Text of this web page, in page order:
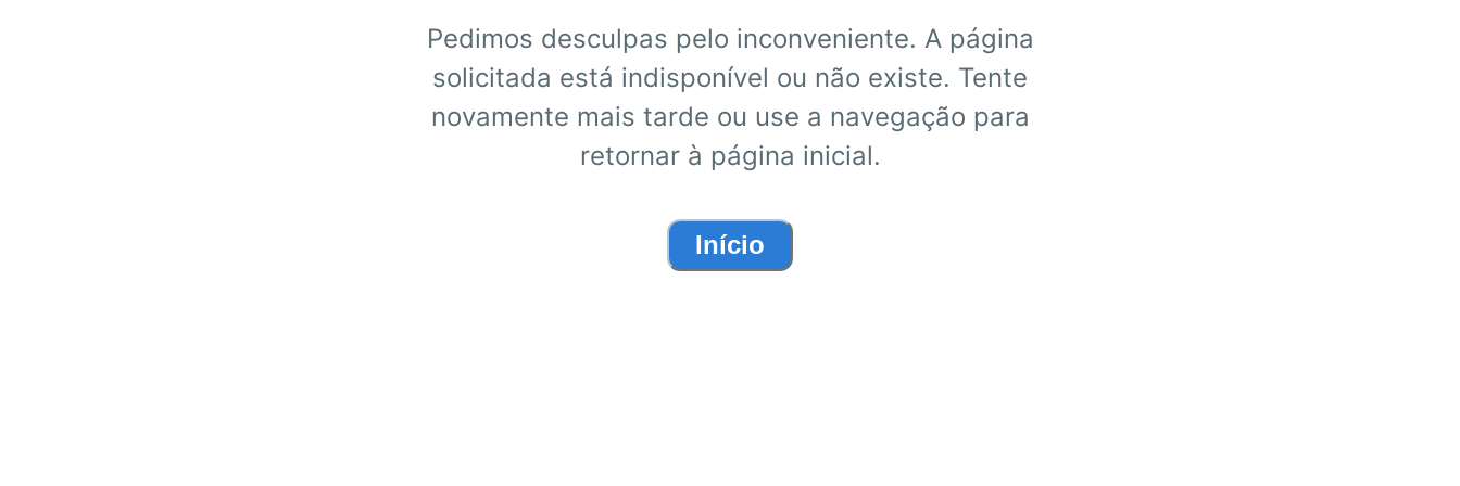
Pedimos desculpas pelo inconveniente. A página
solicitada está indisponível ou não existe. Tente
novamente mais tarde ou use a navegação para
retornar à página inicial.
Início